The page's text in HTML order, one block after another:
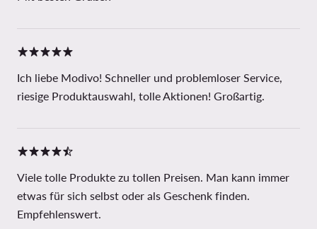
Ich liebe Modivo! Schneller und problemloser Service,
riesige Produktauswahl, tolle Aktionen! Großartig.
Viele tolle Produkte zu tollen Preisen. Man kann immer
etwas für sich selbst oder als Geschenk finden.
Empfehlenswert.